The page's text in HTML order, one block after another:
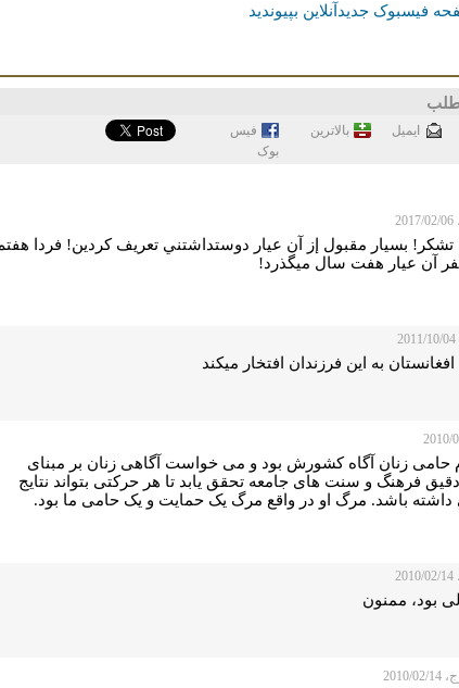
فیسبوک جدیدآنلاین بپیوندید
ايميل بالاترین
فيس
بوک
بسيار مقبول إز آن عيار دوستداشتني تعريف كردين! فردا
افغانستان به این فرزندان افتخار میکند
حامی زنان آگاه کشورش بود و می خواست آگاهی زنان بر مبنای
فرهنگ و سنت های جامعه تحقق یابد تا هر حرکتی بتواند نتایج
داشته باشد. مرگ او در واقع مرگ یک حمایت و یک حامی ما بود.
بود، ممنون
14